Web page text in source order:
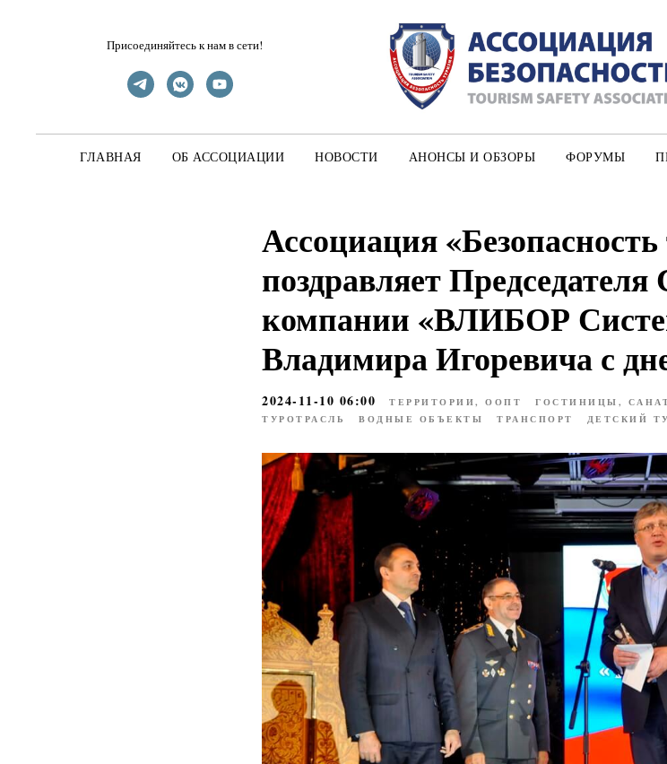
Присоединяйтесь к нам в сети!
ГЛАВНАЯ ОБ АССОЦИАЦИИ НОВОСТИ АНОНСЫ И ОБЗОРЫ ФОРУМЫ
Ассоциация
поздравляет
компании «ВЛИБОР
Владимира Игоревича с
2024-11-10 06:00 ТЕРРИТОРИИ, ООПТ ГОСТИНИЦЫ,
ТУРОТРАСЛЬ
ВОДНЫЕ ОБЪЕКТЫ ТРАНСПОРТ ДЕТСКИЙ